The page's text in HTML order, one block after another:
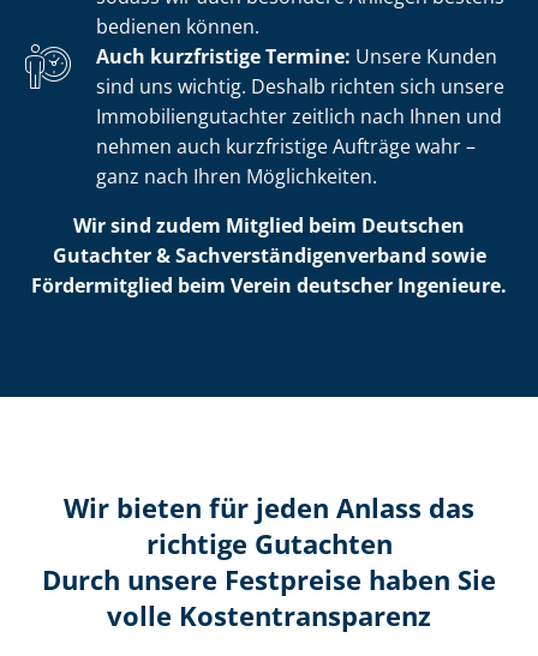
bedienen können.
Auch kurzfristige Termine: Unsere Kunden
sind uns wichtig. Deshalb richten sich unsere
Im­mo­bi­li­en­gut­ach­ter zeitlich nach Ihnen und
nehmen auch kurzfristige Aufträge wahr –
ganz nach Ihren Möglichkeiten.
Wir sind zudem Mitglied beim Deutschen
Gutachter & Sach­ver­stän­di­gen­ver­band sowie
Fördermitglied beim Verein deutscher Ingenieure.
Wir bieten für jeden Anlass das
richtige Gutachten
Durch unsere Festpreise haben Sie
volle Kosten­transparenz